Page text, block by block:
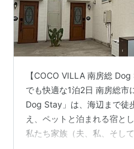
【COCO VILLA 南房総
でも快適な1泊2日 南房総
Dog Stay」は、海辺まで徒
え、ペットと泊まれる宿と
私たち家族（夫、私、そし